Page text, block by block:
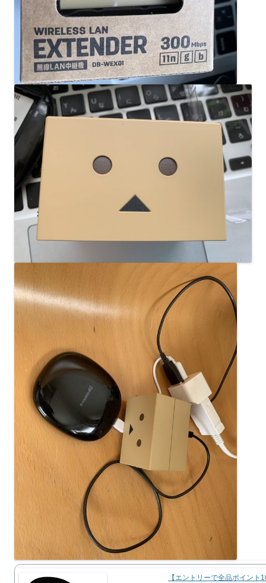
【エントリーで全品ポイント